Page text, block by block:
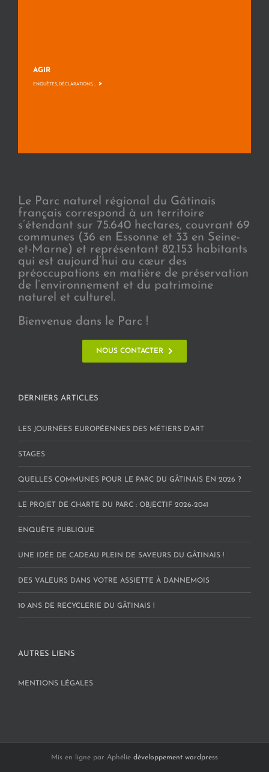
AGIR
ENQUÊTES, DÉCLARATIONS, ... >
Le Parc naturel régional du Gâtinais
français correspond à un territoire
s’étendant sur 75.640 hectares, couvrant 69
communes (36 en Essonne et 33 en Seine-
et-Marne) et représentant 82.153 habitants
qui est aujourd’hui au cœur des
préoccupations en matière de préservation
de l’environnement et du patrimoine
naturel et culturel.
Bienvenue dans le Parc !
NOUS CONTACTER
DERNIERS ARTICLES
LES JOURNÉES EUROPÉENNES DES MÉTIERS D’ART
STAGES
QUELLES COMMUNES POUR LE PARC DU GÂTINAIS EN 2026 ?
LE PROJET DE CHARTE DU PARC : OBJECTIF 2026-2041
ENQUÊTE PUBLIQUE
UNE IDÉE DE CADEAU PLEIN DE SAVEURS DU GÂTINAIS !
DES VALEURS DANS VOTRE ASSIETTE À DANNEMOIS
10 ANS DE RECYCLERIE DU GÂTINAIS !
AUTRES LIENS
MENTIONS LÉGALES
Mis en ligne par Aphélie développement wordpress